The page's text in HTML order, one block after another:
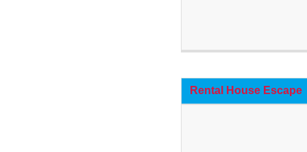
Rental House Escape